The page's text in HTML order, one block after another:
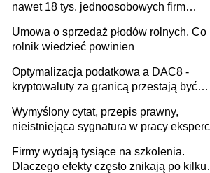
nawet 18 tys. jednoosobowych firm
Umowa o sprzedaż płodów rolnych. Co
rolnik wiedzieć powinien
Optymalizacja podatkowa a DAC8 -
kryptowaluty za granicą przestają być
Wymyślony cytat, przepis prawny,
nieistniejąca sygnatura w pracy
firmie
Firmy wydają tysiące na szkolenia.
Dlaczego efekty często znikają po kilku